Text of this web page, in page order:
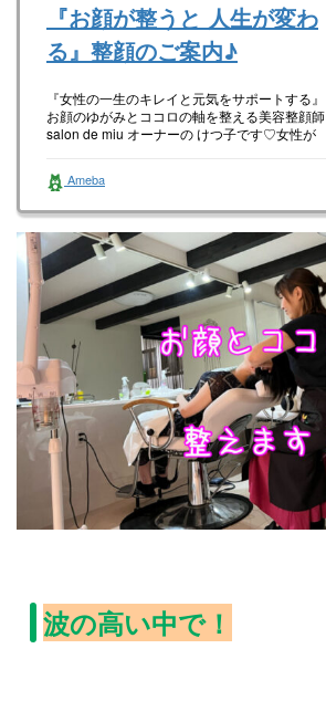
『お顔が整うと 人生が変わ
る』整顔のご案内♪
『女性の一生のキレイと元気をサポートする』
お顔のゆがみとココロの軸を整える美容整顔師
salon de miu オーナーの けつ子です♡女性が
Ameba
波の高い中で！